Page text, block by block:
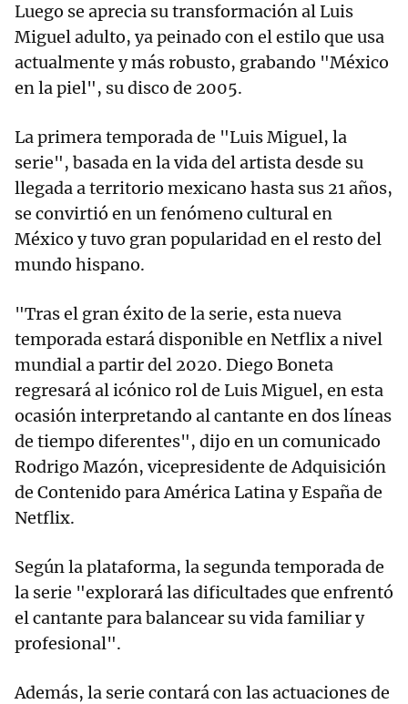
Luego se aprecia su transformación al Luis
Miguel adulto, ya peinado con el estilo que usa
actualmente y más robusto, grabando "México
en la piel", su disco de 2005.
La primera temporada de "Luis Miguel, la
serie", basada en la vida del artista desde su
llegada a territorio mexicano hasta sus 21 años,
se convirtió en un fenómeno cultural en
México y tuvo gran popularidad en el resto del
mundo hispano.
"Tras el gran éxito de la serie, esta nueva
temporada estará disponible en Netflix a nivel
mundial a partir del 2020. Diego Boneta
regresará al icónico rol de Luis Miguel, en esta
ocasión interpretando al cantante en dos líneas
de tiempo diferentes", dijo en un comunicado
Rodrigo Mazón, vicepresidente de Adquisición
de Contenido para América Latina y España de
Netflix.
Según la plataforma, la segunda temporada de
la serie "explorará las dificultades que enfrentó
el cantante para balancear su vida familiar y
profesional".
Además, la serie contará con las actuaciones de